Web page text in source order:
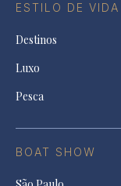
ESTILO DE VIDA
Destinos
Luxo
Pesca
BOAT SHOW